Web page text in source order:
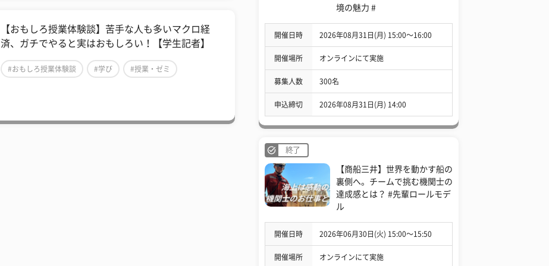
【おもしろ授業体験談】苦手な人も多いマクロ経
済、ガチでやると実はおもしろい！【学生記者】
#おもしろ授業体験談 #学び #授業・ゼミ
境の魅力 #
開催日時 2026年08月31日(月) 15:00〜16:00
開催場所 オンラインにて実施
募集人数 300名
申込締切 2026年08月31日(月) 14:00
終了
【商船三井】世界を動かす船の
裏側へ。チームで挑む機関士の
達成感とは？ #先輩ロールモデ
ル
開催日時 2026年06月30日(火) 15:00〜15:50
開催場所 オンラインにて実施